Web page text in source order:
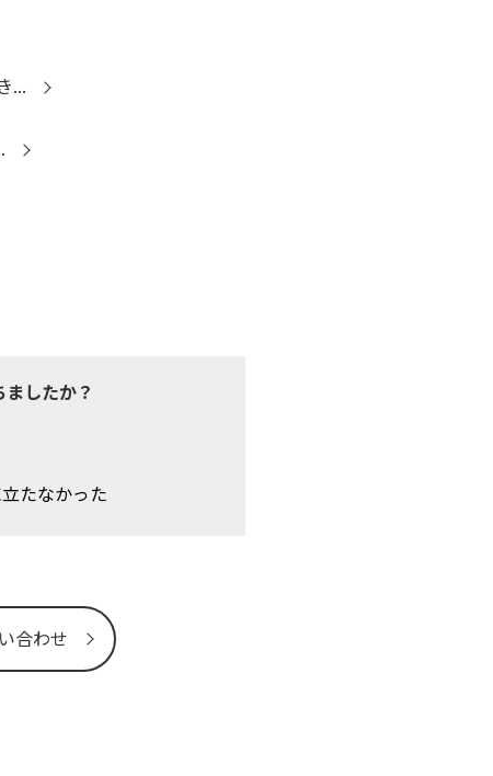
...
したか？
たなかった
合わせ